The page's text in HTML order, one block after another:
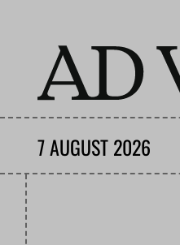
7 AUGUST 2026